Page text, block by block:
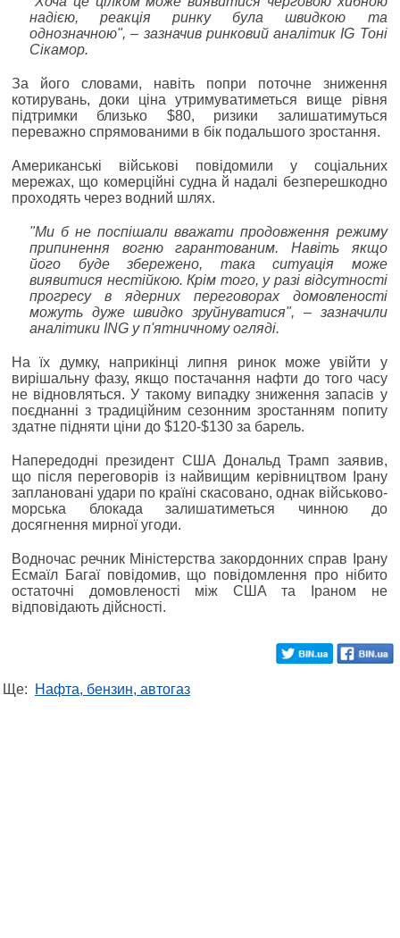
надією, реакція ринку була швидкою та
однозначною", ‒ зазначив ринковий аналітик IG Тоні
Сікамор.
За його словами, навіть попри поточне зниження
котирувань, доки ціна утримуватиметься вище рівня
підтримки близько $80, ризики залишатимуться
переважно спрямованими в бік подальшого зростання.
Американські військові повідомили у соціальних
мережах, що комерційні судна й надалі безперешкодно
проходять через водний шлях.
"Ми б не поспішали вважати продовження режиму
припинення вогню гарантованим. Навіть якщо
його буде збережено, така ситуація може
виявитися нестійкою. Крім того, у разі відсутності
прогресу в ядерних переговорах домовленості
можуть дуже швидко зруйнуватися", ‒ зазначили
аналітики ING у п'ятничному огляді.
На їх думку, наприкінці липня ринок може увійти у
вирішальну фазу, якщо постачання нафти до того часу
не відновляться. У такому випадку зниження запасів у
поєднанні з традиційним сезонним зростанням попиту
здатне підняти ціни до $120-$130 за барель.
Напередодні президент США Дональд Трамп заявив,
що після переговорів із найвищим керівництвом Ірану
заплановані удари по країні скасовано, однак військово-
морська блокада залишатиметься чинною до
досягнення мирної угоди.
Водночас речник Міністерства закордонних справ Ірану
Есмаїл Багаї повідомив, що повідомлення про нібито
остаточні домовленості між США та Іраном не
відповідають дійсності.
Ще: Нафта, бензин, автогаз